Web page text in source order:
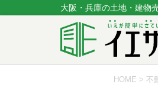
大阪・兵庫の土地・建物
HOME > 不